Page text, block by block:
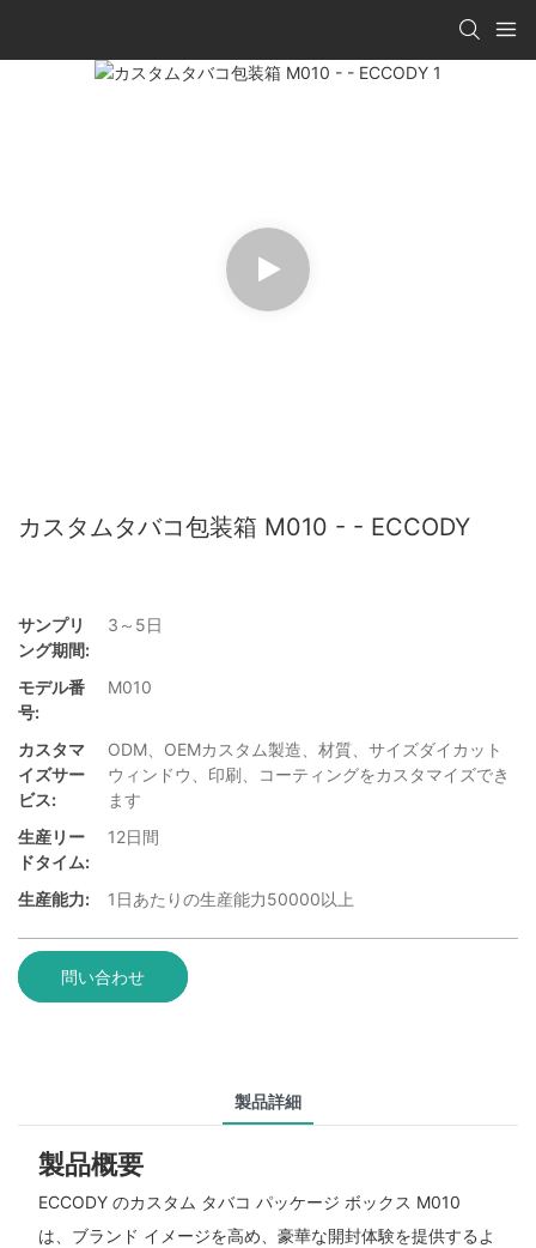
カスタムタバコ包装箱 M010 - - ECCODY
サンプリ
ング期間:
3～5日
モデル番
号:
M010
カスタマ
イズサー
ビス:
ODM、OEMカスタム製造、材質、サイズダイカット
ウィンドウ、印刷、コーティングをカスタマイズでき
ます
生産リー
ドタイム:
12日間
生産能力: 1日あたりの生産能力50000以上
問い合わせ
製品詳細
製品概要
ECCODY のカスタム タバコ パッケージ ボックス M010
は、ブランド イメージを高め、豪華な開封体験を提供するよ